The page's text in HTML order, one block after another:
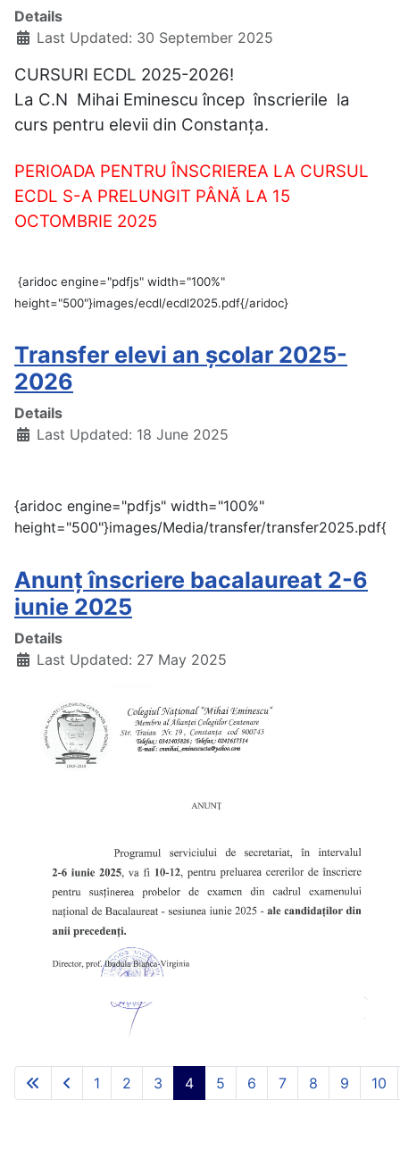
Details
Last Updated: 30 September 2025
CURSURI ECDL 2025-2026!
La C.N Mihai Eminescu încep înscrierile la
curs pentru elevii din Constanța.
PERIOADA PENTRU ÎNSCRIEREA LA CURSUL
ECDL S-A PRELUNGIT PÂNĂ LA 15
OCTOMBRIE 2025
{aridoc engine="pdfjs" width="100%"
height="500"}images/ecdl/ecdl2025.pdf{/aridoc}
Transfer elevi an școlar 2025-
2026
Details
Last Updated: 18 June 2025
{aridoc engine="pdfjs" width="100%"
height="500"}images/Media/transfer/transfer2025.pdf{/
Anunț înscriere bacalaureat 2-6
iunie 2025
Details
Last Updated: 27 May 2025
Page 4 of 21
1 2 3 4 5 6 7 8 9 10